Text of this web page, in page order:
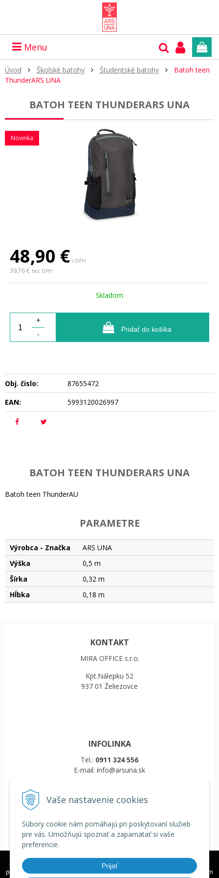
Vaše nastavenie cookies
Súbory cookie nám pomáhajú pri poskytovaní služieb
pre vás. Umožňujú spoznať a zapamätať si vaše
preferencie.
Prijať
Menu
Úvod Školské batohy Študentské batohy
Batoh teen
ThunderARS UNA
BATOH TEEN THUNDERARS UNA
Novinka
48,90 € s DPH
39,76 € bez DPH
Skladom
+
-
Pridať do košíka
Obj. čislo:
87655472
EAN:
5993120026997
BATOH TEEN THUNDERARS UNA
Batoh teen ThunderAU
PARAMETRE
Výrobca - Značka
ARS UNA
Výška
0,5 m
Šírka
0,32 m
Hĺbka
0,18 m
KONTAKT
MIRA OFFICE s.r.o.
Kpt.Nálepku 52
937 01 Želiezovce
INFOLINKA
Tel.: 0911 324 556
E-mail: info@arsuna.sk
VŠETKO O NÁKUPE
Reklamačný poriadok
Doprava a platba
Veľkoobchod
Tieto internetové stránky používajú k poskytovaniu služieb,
personalizácií reklám a analýze návštevnosti súbory cookie. Používaním